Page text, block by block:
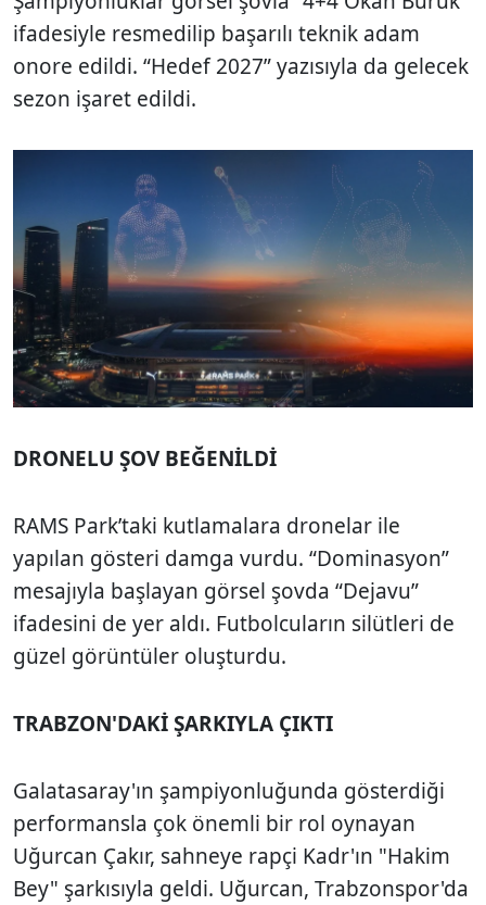
ifadesiyle resmedilip başarılı teknik adam
onore edildi. “Hedef 2027” yazısıyla da gelecek
sezon işaret edildi.
DRONELU ŞOV BEĞENİLDİ
RAMS Park’taki kutlamalara dronelar ile
yapılan gösteri damga vurdu. “Dominasyon”
mesajıyla başlayan görsel şovda “Dejavu”
ifadesini de yer aldı. Futbolcuların silütleri de
güzel görüntüler oluşturdu.
TRABZON'DAKİ ŞARKIYLA ÇIKTI
Galatasaray'ın şampiyonluğunda gösterdiği
performansla çok önemli bir rol oynayan
Uğurcan Çakır, sahneye rapçi Kadr'ın "Hakim
Bey" şarkısıyla geldi. Uğurcan, Trabzonspor'da